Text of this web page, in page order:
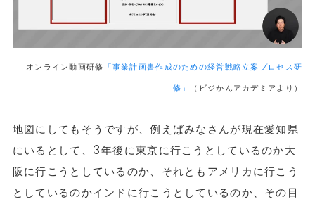
オンライン動画研修 「事業計画書作成のための経営戦略立案プロセス研
修」 （ビジかんアカデミアより）
地図にしてもそうですが、例えばみなさんが現在愛知県
にいるとして、3年後に東京に行こうとしているのか大
阪に行こうとしているのか、それともアメリカに行こう
としているのかインドに行こうとしているのか、その目